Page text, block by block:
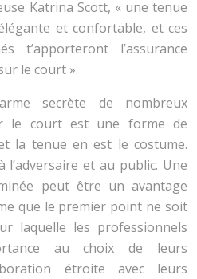
Katrina Scott, « une tenue
et confortable, et ces
t’apporteront l’assurance
le court ».
secrète de nombreux
le court est une forme de
la tenue en est le costume.
l’adversaire et au public. Une
peut être un avantage
que le premier point ne soit
laquelle les professionnels
au choix de leurs
étroite avec leurs